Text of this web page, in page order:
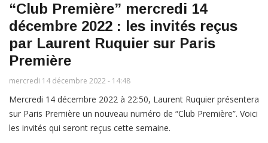
“Club Première” mercredi 14
décembre 2022 : les invités reçus
par Laurent Ruquier sur Paris
Première
mercredi 14 décembre 2022 - 14:48
Mercredi 14 décembre 2022 à 22:50, Laurent Ruquier présentera
sur Paris Première un nouveau numéro de “Club Première”. Voici
les invités qui seront reçus cette semaine.